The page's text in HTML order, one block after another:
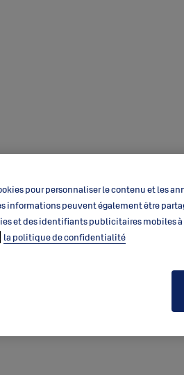
pour personnaliser le contenu et les
informations peuvent également être
et des identifiants publicitaires mobiles
la politique de confidentialité